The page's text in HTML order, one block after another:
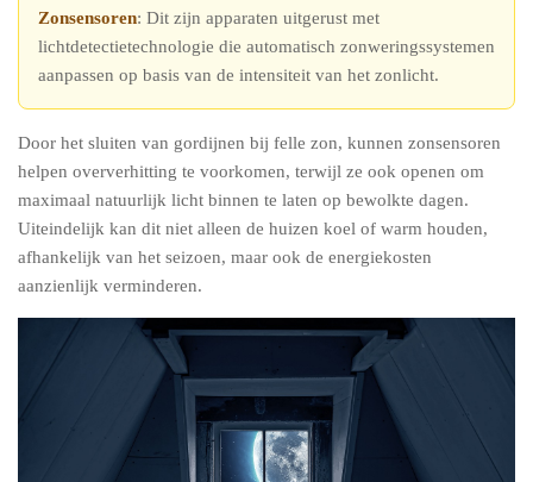
Zonsensoren: Dit zijn apparaten uitgerust met
lichtdetectietechnologie die automatisch zonweringssystemen
aanpassen op basis van de intensiteit van het zonlicht.
Door het sluiten van gordijnen bij felle zon, kunnen zonsensoren
helpen oververhitting te voorkomen, terwijl ze ook openen om
maximaal natuurlijk licht binnen te laten op bewolkte dagen.
Uiteindelijk kan dit niet alleen de huizen koel of warm houden,
afhankelijk van het seizoen, maar ook de energiekosten
aanzienlijk verminderen.